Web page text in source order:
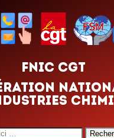
FNIC CGT